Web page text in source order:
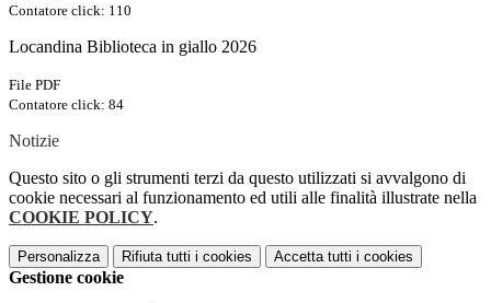
Contatore click: 110
Locandina Biblioteca in giallo 2026
File PDF
Contatore click: 84
Notizie
Questo sito o gli strumenti terzi da questo utilizzati si avvalgono di
cookie necessari al funzionamento ed utili alle finalità illustrate nella
COOKIE POLICY.
Personalizza Rifiuta tutti i cookies Accetta tutti i cookies
Gestione cookie